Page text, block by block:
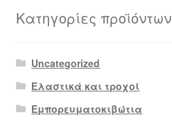
Κατηγορίες προϊόντων
Uncategorized
Ελαστικά και τροχοί
Εμπορευματοκιβώτια